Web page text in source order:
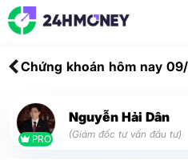
Chứng khoán hôm nay
PRO
Nguyễn Hải Dân
(Giám đốc tư vấn đầu tư)